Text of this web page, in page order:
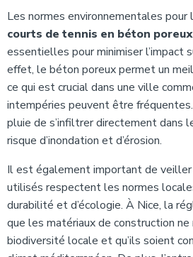
Les normes environnementales pour
courts de tennis en béton poreux
essentielles pour minimiser l’impact
effet, le béton poreux permet un
ce qui est crucial dans une ville
intempéries peuvent être fréquentes.
pluie de s’infiltrer directement dans
risque d’inondation et d’érosion.
Il est également important de veiller
utilisés respectent les normes
durabilité et d’écologie. À Nice, la
que les matériaux de construction ne
biodiversité locale et qu’ils soient